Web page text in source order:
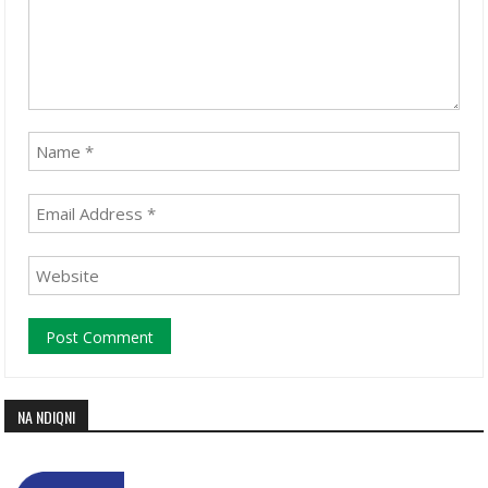
NA NDIQNI